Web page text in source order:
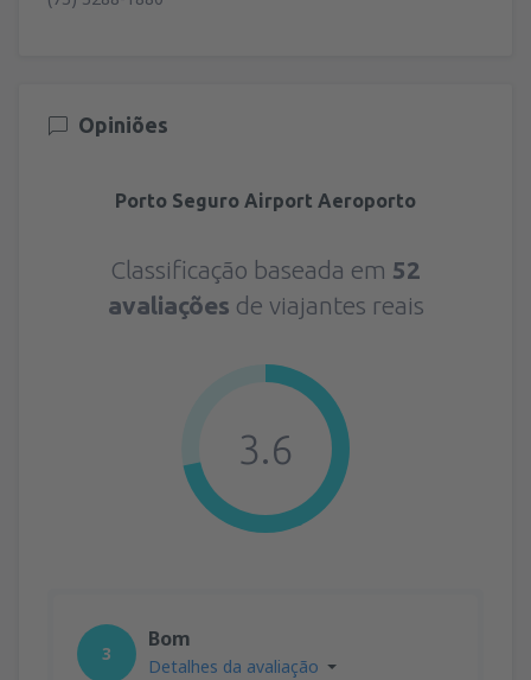
Opiniões
Porto Seguro Airport Aeroporto
Classificação baseada em 52
avaliações de viajantes reais
3.6
3
Bom
Detalhes da avaliação